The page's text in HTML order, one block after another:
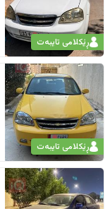
ڕێکلامی تایبەت
ڕێکلامی تایبەت